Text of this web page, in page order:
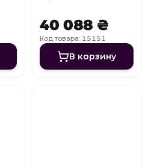
40 088 ₴
Код товара: 15151
В корзину